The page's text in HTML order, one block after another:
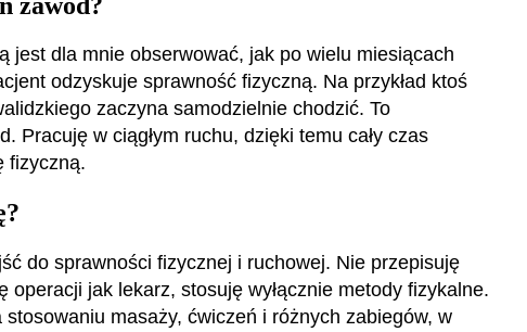
jest dla mnie obserwować, jak po wielu miesiącach
odzyskuje sprawność fizyczną. Na przykład ktoś
zaczyna samodzielnie chodzić. To
Pracuję w ciągłym ruchu, dzięki temu cały czas
fizyczną.
do sprawności fizycznej i ruchowej. Nie przepisuję
operacji jak lekarz, stosuję wyłącznie metody fizykalne.
masaży, ćwiczeń i różnych zabiegów, w